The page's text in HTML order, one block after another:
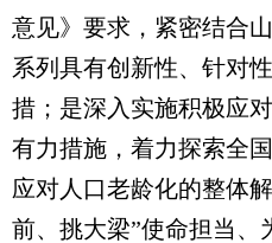
意见》要求，紧密结合
系列具有创新性、针对
措；是深入实施积极应
有力措施，着力探索全
应对人口老龄化的整体
前、挑大梁”使命担当、